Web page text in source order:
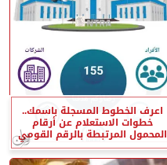
اعرف الخطوط المسجلة باسمك..
خطوات الاستعلام عن أرقام
المحمول المرتبطة بالرقم القومي